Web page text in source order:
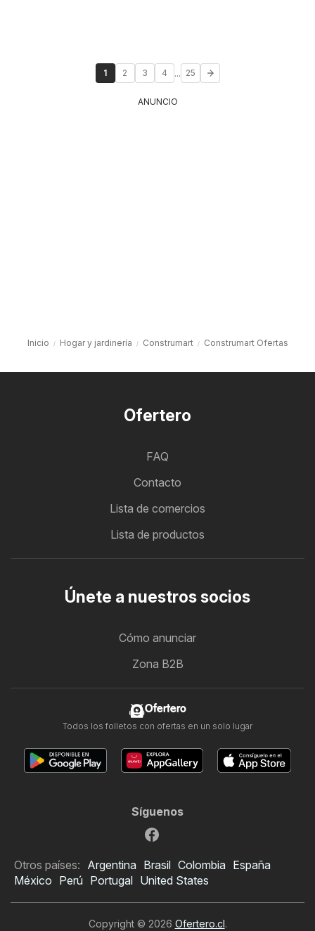
1 2 3 4 ... 25
ANUNCIO
Inicio Hogar y jardinería Construmart Construmart Ofertas
Ofertero
FAQ
Contacto
Lista de comercios
Lista de productos
Únete a nuestros socios
Cómo anunciar
Zona B2B
Ofertero
Todos los folletos con ofertas en un solo lugar
Síguenos
Otros países: Argentina Brasil Colombia España
México Perú Portugal United States
Copyright © 2026 Ofertero.cl.